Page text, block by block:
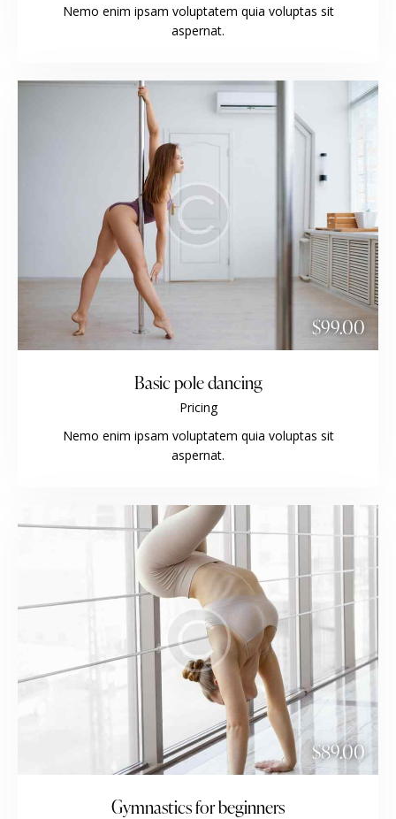
Nemo enim ipsam voluptatem quia voluptas sit
aspernat.
$99.00
Basic pole dancing
Pricing
Nemo enim ipsam voluptatem quia voluptas sit
aspernat.
$89.00
Gymnastics for beginners